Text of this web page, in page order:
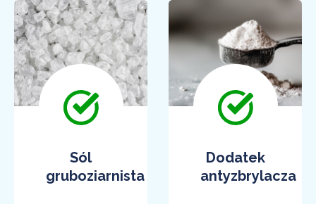
Sól
gruboziarnista
Dodatek
antyzbrylacza